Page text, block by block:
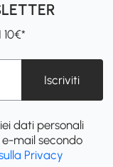
10€*
Iscriviti
dati personali
mail secondo
Privacy